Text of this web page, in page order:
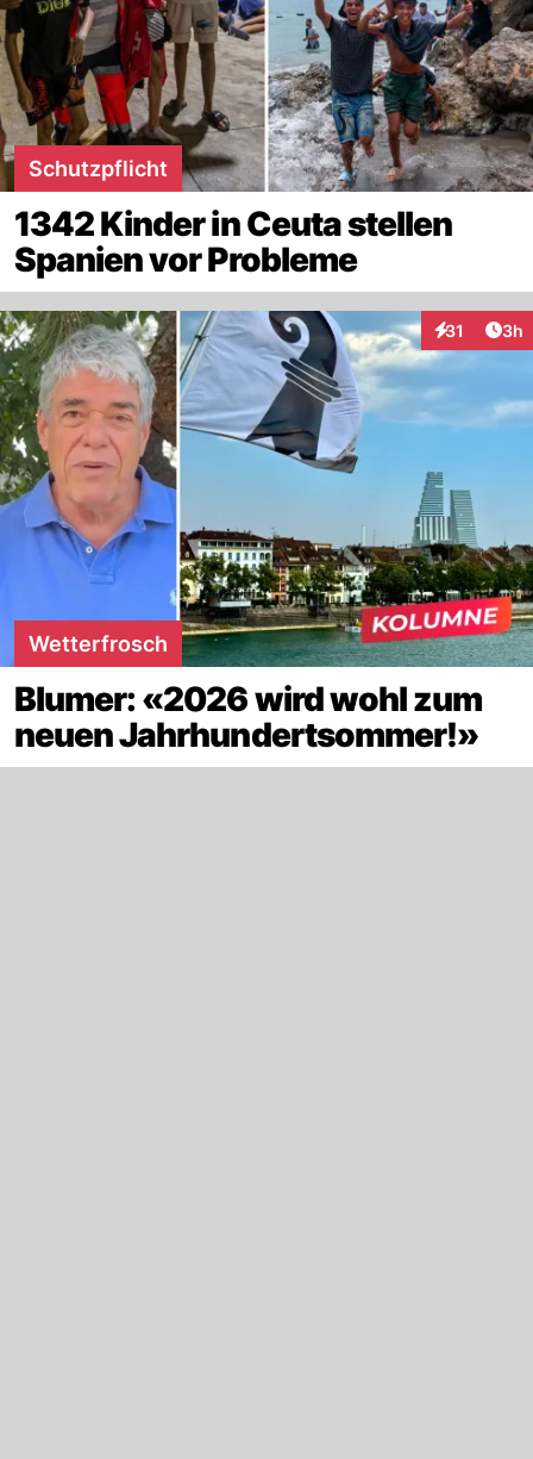
Schutzpflicht
1342 Kinder in Ceuta stellen
Spanien vor Probleme
31
Interaktionen
3h
Wetterfrosch
Blumer: «2026 wird wohl zum
neuen Jahrhundertsommer!»